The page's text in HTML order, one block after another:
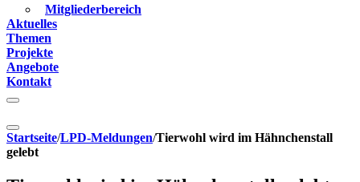
Mitgliederbereich
Aktuelles
Themen
Projekte
Angebote
Kontakt
Startseite/LPD-Meldungen/Tierwohl wird im Hähnchenstall
gelebt